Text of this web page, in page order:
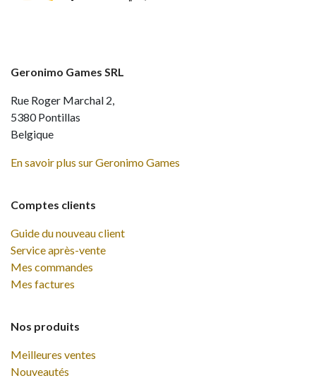
Comptes clients
Guide du nouveau client
Service après-vente
Mes commandes
Mes factures
Nos produits
Meilleures ventes
Nouveautés
Geronimo Games SRL
Rue Roger Marchal 2,
5380 Pontillas
Belgique
En savoir plus sur Geronimo Games